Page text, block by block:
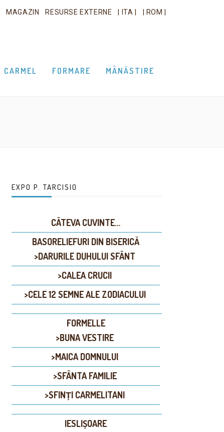
MAGAZIN RESURSE EXTERNE | ITA | | ROM |
CARMEL FORMARE MÂNĂSTIRE
EXPO P. TARCISIO
CÂTEVA CUVINTE…
BASORELIEFURI DIN BISERICĂ
>DARURILE DUHULUI SFÂNT
>CALEA CRUCII
>CELE 12 SEMNE ALE ZODIACULUI
FORMELLE
>BUNA VESTIRE
>MAICA DOMNULUI
>SFÂNTA FAMILIE
>SFINȚI CARMELITANI
IESLIȘOARE